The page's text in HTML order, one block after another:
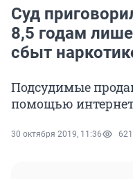
Суд
8,5 годам
сбыт
Подсудимые
помощью
30 октября 2019, 11:36 621